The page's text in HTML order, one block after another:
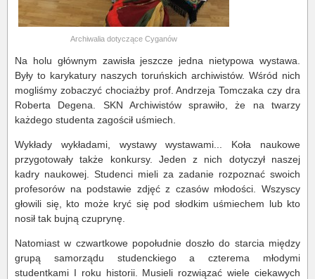
Archiwalia dotyczące Cyganów
Na holu głównym zawisła jeszcze jedna nietypowa wystawa.
Były to karykatury naszych toruńskich archiwistów. Wśród nich
mogliśmy zobaczyć chociażby prof. Andrzeja Tomczaka czy dra
Roberta Degena. SKN Archiwistów sprawiło, że na twarzy
każdego studenta zagościł uśmiech.
Wykłady wykładami, wystawy wystawami... Koła naukowe
przygotowały także konkursy. Jeden z nich dotyczył naszej
kadry naukowej. Studenci mieli za zadanie rozpoznać swoich
profesorów na podstawie zdjęć z czasów młodości. Wszyscy
głowili się, kto może kryć się pod słodkim uśmiechem lub kto
nosił tak bujną czuprynę.
Natomiast w czwartkowe popołudnie doszło do starcia między
grupą samorządu studenckiego a czterema młodymi
studentkami I roku historii. Musieli rozwiązać wiele ciekawych